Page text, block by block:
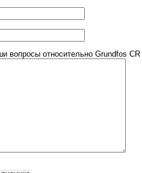
вопросы относительно Grundfos